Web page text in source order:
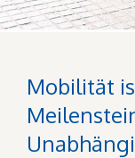
Mobilität